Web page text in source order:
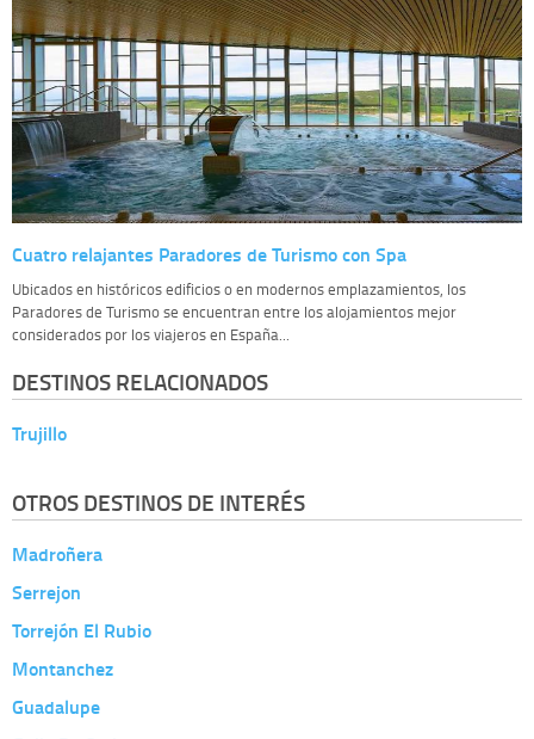
Cuatro relajantes Paradores de Turismo con Spa
Ubicados en históricos edificios o en modernos emplazamientos, los
Paradores de Turismo se encuentran entre los alojamientos mejor
considerados por los viajeros en España...
DESTINOS RELACIONADOS
Trujillo
OTROS DESTINOS DE INTERÉS
Madroñera
Serrejon
Torrejón El Rubio
Montanchez
Guadalupe